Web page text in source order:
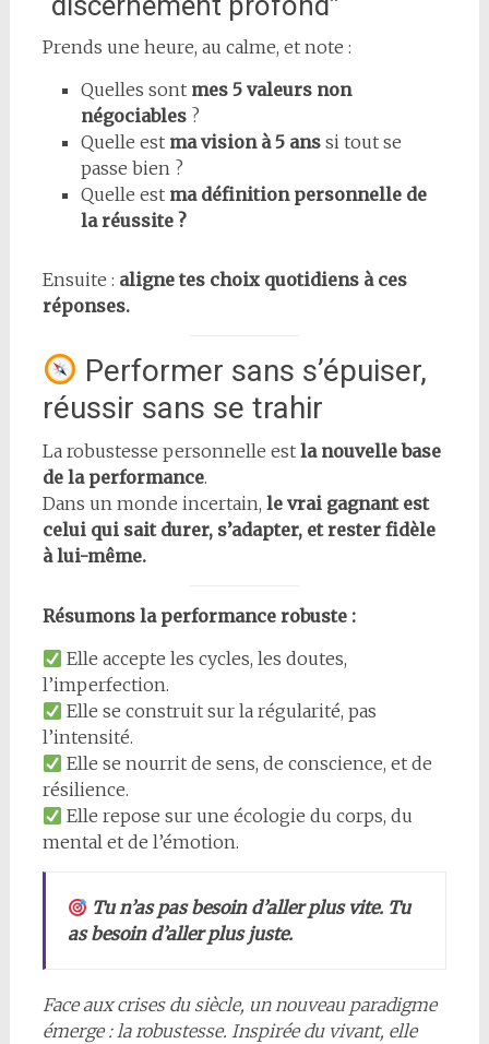
Prends une heure, au calme, et note :
Quelles sont mes 5 valeurs non
négociables?
Quelle est ma vision à 5 anssi tout se
passe bien ?
Quelle est ma définition personnelle de
la réussite ?
Ensuite : aligne tes choix quotidiens à ces
réponses.
Performer sans s’épuiser,
réussir sans se trahir
La robustesse personnelle est la nouvelle base
de la performance.
Dans un monde incertain, le vrai gagnant est
celui qui sait durer, s’adapter, et rester fidèle
à lui-même.
Résumons la performance robuste :
Elle accepte les cycles, les doutes,
l’imperfection.
Elle se construit sur la régularité, pas
l’intensité.
Elle se nourrit de sens, de conscience, et de
résilience.
Elle repose sur une écologie du corps, du
mental et de l’émotion.
Tu n’as pas besoin d’aller plus vite. Tu
as besoin d’aller plus juste.
Face aux crises du siècle, un nouveau paradigme
émerge : la robustesse. Inspirée du vivant, elle